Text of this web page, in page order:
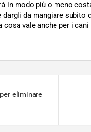
in modo più o meno
da mangiare subito
cosa vale anche per i
eliminare